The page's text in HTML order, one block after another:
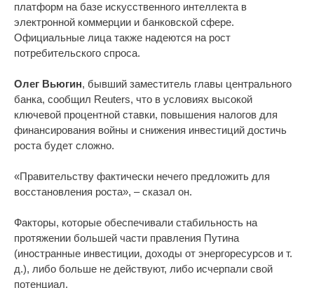
платформ на базе искусственного интеллекта в
электронной коммерции и банковской сфере.
Официальные лица также надеются на рост
потребительского спроса.
Олег Вьюгин, бывший заместитель главы центрального
банка, сообщил Reuters, что в условиях высокой
ключевой процентной ставки, повышения налогов для
финансирования войны и снижения инвестиций достичь
роста будет сложно.
«Правительству фактически нечего предложить для
восстановления роста», – сказал он.
Факторы, которые обеспечивали стабильность на
протяжении большей части правления Путина
(иностранные инвестиции, доходы от энергоресурсов и т.
д.), либо больше не действуют, либо исчерпали свой
потенциал.